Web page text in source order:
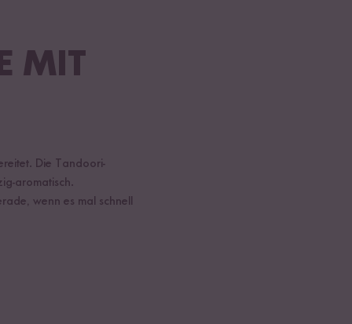
R
Die Tandoori-
aromatisch.
wenn es mal schnell